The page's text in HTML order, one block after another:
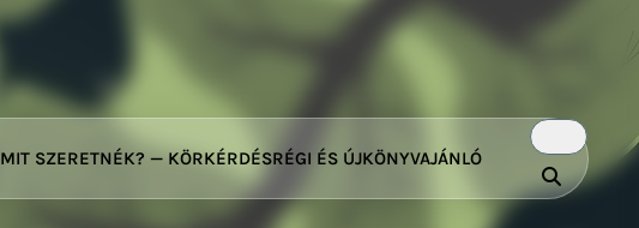
MIT SZERETNÉK? — KÖRKÉRDÉSRÉGI ÉS ÚJKÖNYVAJÁNLÓ